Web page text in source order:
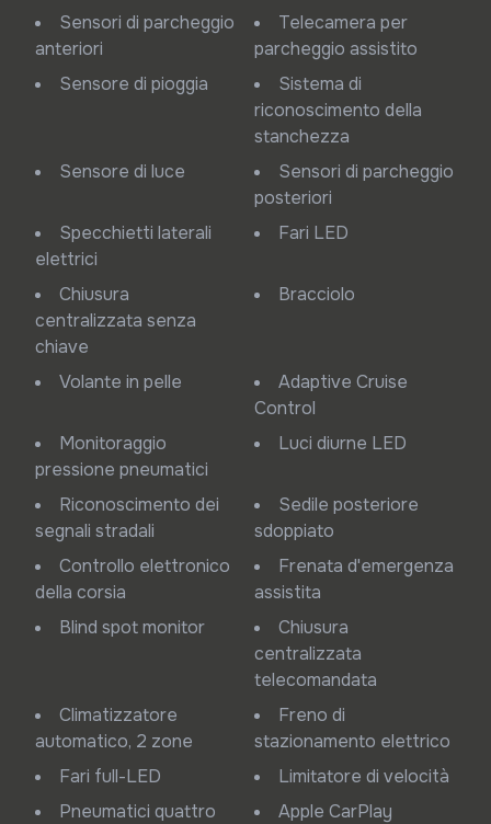
Sensori di parcheggio
anteriori
Telecamera per
parcheggio assistito
Sensore di pioggia
Sistema di
riconoscimento della
stanchezza
Sensore di luce
Sensori di parcheggio
posteriori
Specchietti laterali
elettrici
Fari LED
Chiusura
centralizzata senza
chiave
Bracciolo
Volante in pelle
Adaptive Cruise
Control
Monitoraggio
pressione pneumatici
Luci diurne LED
Riconoscimento dei
segnali stradali
Sedile posteriore
sdoppiato
Controllo elettronico
della corsia
Frenata d'emergenza
assistita
Blind spot monitor
Chiusura
centralizzata
telecomandata
Climatizzatore
automatico, 2 zone
Freno di
stazionamento elettrico
Fari full-LED
Limitatore di velocità
Pneumatici quattro
Apple CarPlay